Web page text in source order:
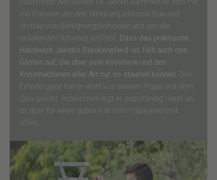
viel Passion um den Weinberg inklusive Bau und
Umbau von Beregnungsleitungen und um alle
anfallenden Arbeiten am Hof. Dass das praktische
Handwerk Jakobs Steckenpferd ist, fällt auch den
Gästen auf, die über sein Knowhow und den
Konstruktionen aller Art nur so staunen können. Den
Erfindergeist hat er wohl von seinem Papa und dem
Opa geerbt. Inzwischen legt er selbständig Hand an,
ist aber für einen guten Rat vom Papa jederzeit
offen.